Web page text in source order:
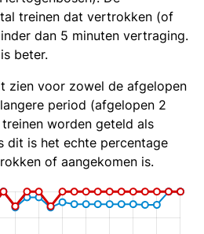
treinen dat vertrokken (of
dan 5 minuten vertraging.
beter.
zien voor zowel de afgelopen
period (afgelopen 2
worden geteld als
dit is het echte percentage
of aangekomen is.